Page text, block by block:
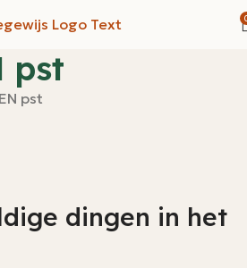
pst
pst
dingen in het